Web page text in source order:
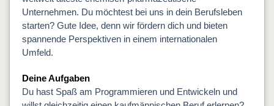
Unternehmen. Du möchtest bei uns in dein Berufsleben
starten? Gute Idee, denn wir fördern dich und bieten
spannende Perspektiven in einem internationalen
Umfeld.
Deine Aufgaben
Du hast Spaß am Programmieren und Entwickeln und